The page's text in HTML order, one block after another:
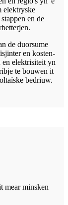
elektryske
en de
de duorsume
en kosten-
en elektrisiteit yn
te bouwen it
bedriuw.
mear minsken